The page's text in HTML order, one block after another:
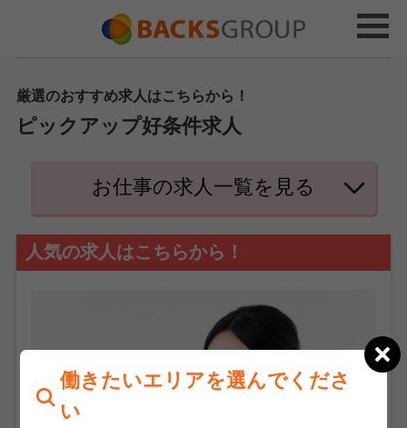
働きたいエリアを選んでくださ
い
厳選のおすすめ求人はこちらから！
ピックアップ好条件求人
お仕事の求人一覧を見る
人気の求人はこちらから！